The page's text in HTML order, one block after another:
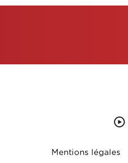
Mentions légales